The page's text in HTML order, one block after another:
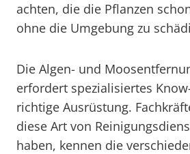
achten, die die Pflanzen
ohne die Umgebung zu
Die Algen- und
erfordert spezialisiertes
richtige Ausrüstung.
diese Art von
haben, kennen die